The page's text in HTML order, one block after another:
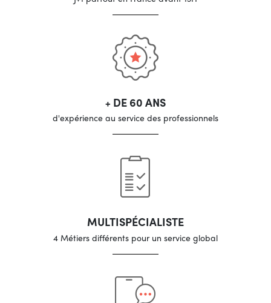
+ DE 60 ANS
d'expérience au service des professionnels
MULTISPÉCIALISTE
4 Métiers différents pour un service global